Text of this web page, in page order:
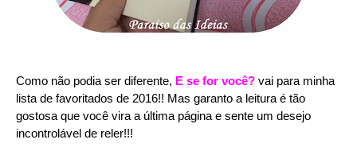
Como não podia ser diferente, E se for você? vai para minha
lista de favoritados de 2016!! Mas garanto a leitura é tão
gostosa que você vira a última página e sente um desejo
incontrolável de reler!!!